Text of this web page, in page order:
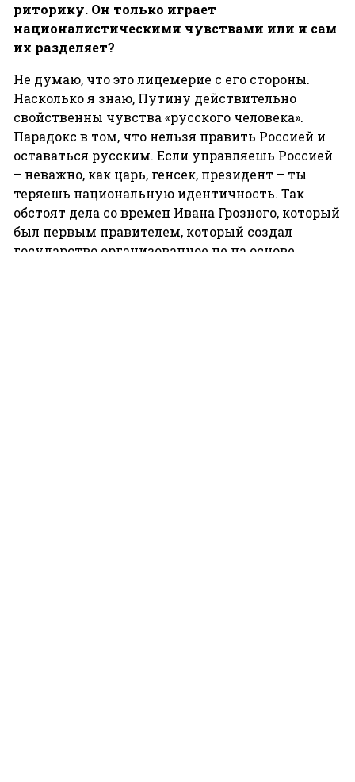
риторику. Он только играет
националистическими чувствами или и сам
их разделяет?
Не думаю, что это лицемерие с его стороны.
Насколько я знаю, Путину действительно
свойственны чувства «русского человека».
Парадокс в том, что нельзя править Россией и
оставаться русским. Если управляешь Россией
– неважно, как царь, генсек, президент – ты
теряешь национальную идентичность. Так
обстоят дела со времен Ивана Грозного, который
был первым правителем, который создал
государство организованное не на основе